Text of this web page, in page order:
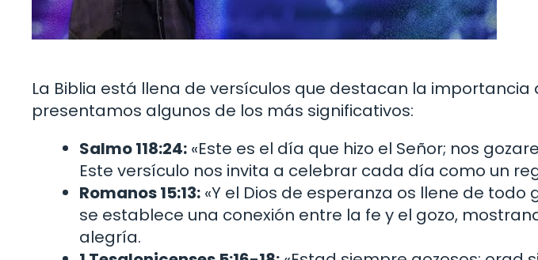
La Biblia está llena de versículos que destacan la importancia
presentamos algunos de los más significativos:
Salmo 118:24: «Este es el día que hizo el Señor; nos
Este versículo nos invita a celebrar cada día como un
Romanos 15:13: «Y el Dios de esperanza os llene de todo
se establece una conexión entre la fe y el gozo,
alegría.